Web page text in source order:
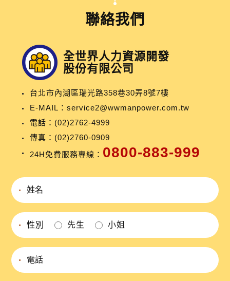
聯絡我們
全世界人力資源開發
股份有限公司
台北市內湖區瑞光路358巷30弄8號7樓
E-MAIL： service2@wwmanpower.com.tw
電話： (02)2762-4999
傳真：(02)2760-0909
24H免費服務專線： 0800-883-999
性別 先生 小姐